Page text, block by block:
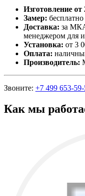
Изготовление от
Замер: бесплатно
Доставка: за
менеджером для
Установка: от 3
Оплата:
Производитель:
Звоните: +7 499 653-
Как мы